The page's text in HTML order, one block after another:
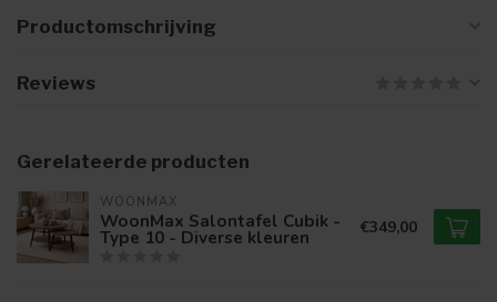
Productomschrijving
Reviews
Gerelateerde producten
WOONMAX
WoonMax Salontafel Cubik -
Type 10 - Diverse kleuren €349,00